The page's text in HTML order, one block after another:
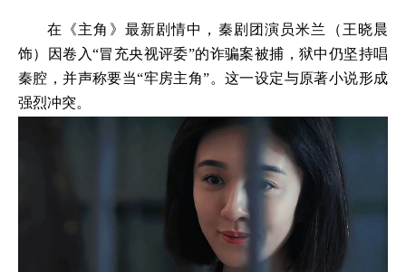
在《主角》最新剧情中，秦剧团演员米兰（王晓晨
饰）因卷入“冒充央视评委”的诈骗案被捕，狱中仍坚持唱
秦腔，并声称要当“牢房主角”。这一设定与原著小说形成
强烈冲突。